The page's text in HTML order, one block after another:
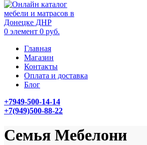
0 элемент 0 руб.
Главная
Магазин
Контакты
Оплата и доставка
Блог
+7949-500-14-14
+7(949)500-88-22
Семья Мебелони